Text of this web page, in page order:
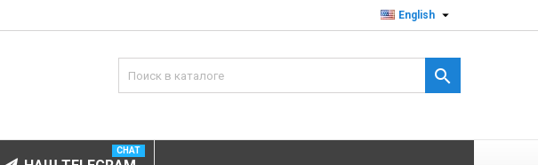
English 

CHAT